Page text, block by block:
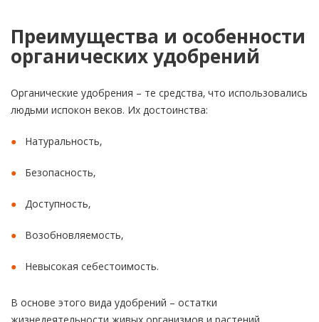
Преимущества и особенности
органических удобрений
Органические удобрения – те средства, что использовались
людьми испокон веков. Их достоинства:
Натуральность,
Безопасность,
Доступность,
Возобновляемость,
Невысокая себестоимость.
В основе этого вида удобрений – остатки